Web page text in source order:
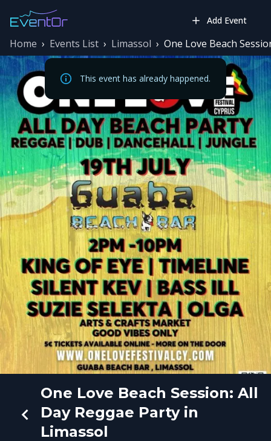
Add Event
This event has already happened.
Home › Events List › Limassol › One Love Beach
One Love Beach Session: All
Day Reggae Party in
Limassol